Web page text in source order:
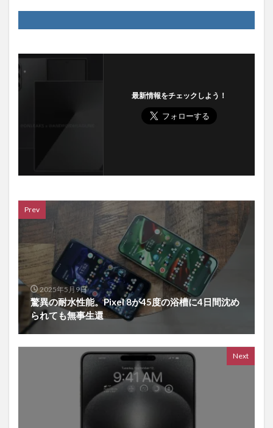
最新情報をチェックしよう！
Prev
2025年5月9日
驚異の耐水性能。Pixel 8が45度の浴槽に4日間沈め
られても無事生還
Next